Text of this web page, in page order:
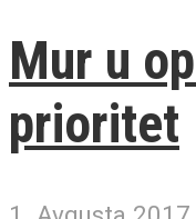
Mur u
prioritet